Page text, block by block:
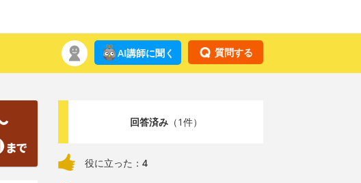
質問する
AI講師に聞く
回答済み（1件）
役に立った： 4